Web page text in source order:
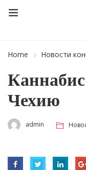
Home Новости
Чехию
admin